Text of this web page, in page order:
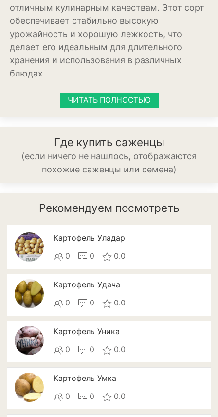
Сосна
Туя
Тысячелистник
Брокколи
Брюссельская капуста
Капуста кольраби
Картофель
Листовая капуста
Лук
Морковь
Огурцы
Патиссоны
Пекинская и китайская
капуста
Перец
отличным кулинарным качествам. Этот сорт
обеспечивает стабильно высокую
урожайность и хорошую лежкость, что
делает его идеальным для длительного
хранения и использования в различных
блюдах.
ЧИТАТЬ ПОЛНОСТЬЮ
Где купить саженцы
(если ничего не нашлось, отображаются
похожие саженцы или семена)
Рекомендуем посмотреть
Картофель Уладар
0 0 0.0
Картофель Удача
0 0 0.0
Картофель Уника
0 0 0.0
Картофель Умка
0 0 0.0